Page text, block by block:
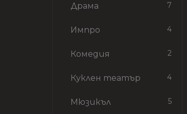
Драма 7
Импро 4
Комедия 2
Куклен театър 4
Мюзикъл 5